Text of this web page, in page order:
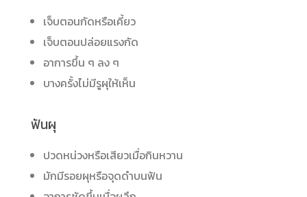
เจ็บตอนกัดหรือเคี้ยว
เจ็บตอนปล่อยแรงกัด
อาการขึ้น ๆ ลง ๆ
บางครั้งไม่มีรูผุให้เห็น
ฟันผุ
ปวดหน่วงหรือเสียวเมื่อกินหวาน
มักมีรอยผุหรือจุดดำบนฟัน